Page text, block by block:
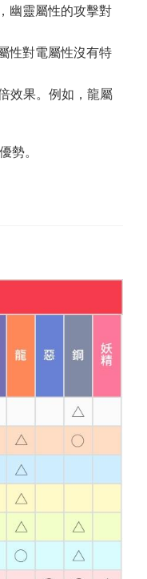
幽靈屬性的攻擊對
性對電屬性沒有特
效果。例如，龍屬
。